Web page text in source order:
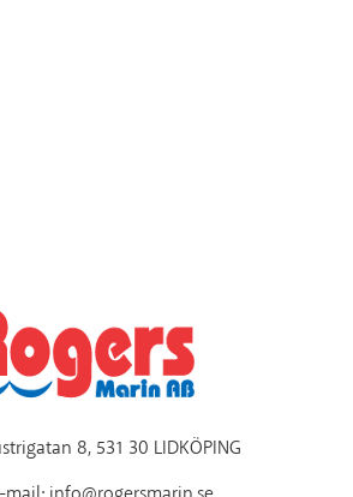
8, 531 30 LIDKÖPING